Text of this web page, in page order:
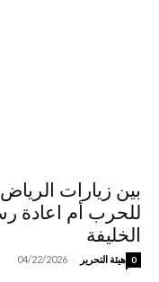
بين زيارات
للحرب أم اعادة
الخليفة
هيئة التحرير -
04/22/2026 0